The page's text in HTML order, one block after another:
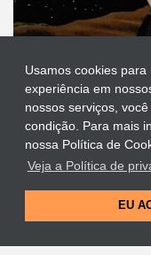
Usamos cookies
experiência em
nossos serviços,
condição. Para mais
nossa Política de
Veja a Política de
EU
Novena dos nove
Site Oficial da